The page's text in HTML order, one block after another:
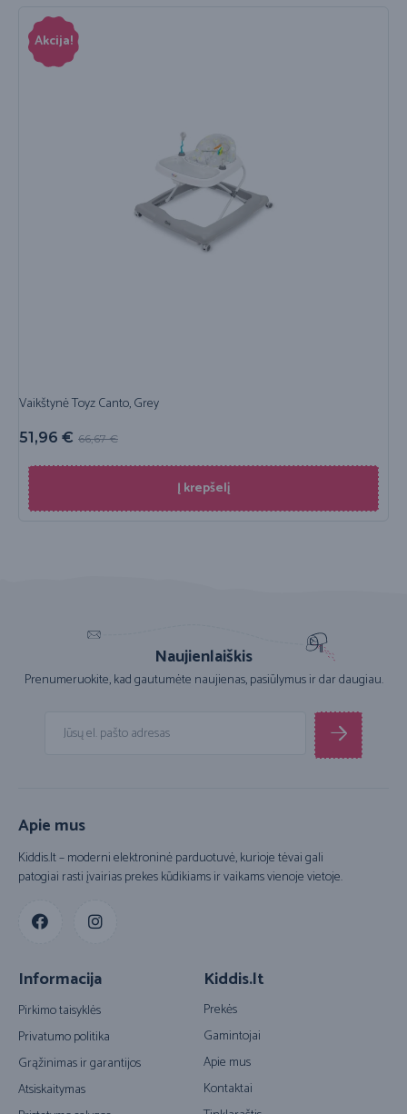
Akcija!
Vaikštynė Toyz Canto, Grey
66,67€
51,96 €
Į krepšelį
Naujienlaiškis
Prenumeruokite, kad gautumėte naujienas, pasiūlymus ir dar daugiau.
Apie mus
Kiddis.lt – moderni elektroninė parduotuvė, kurioje tėvai gali
patogiai rasti įvairias prekes kūdikiams ir vaikams vienoje vietoje.
Informacija
Pirkimo taisyklės
Privatumo politika
Grąžinimas ir garantijos
Atsiskaitymas
Kiddis.lt
Prekės
Gamintojai
Apie mus
Kontaktai